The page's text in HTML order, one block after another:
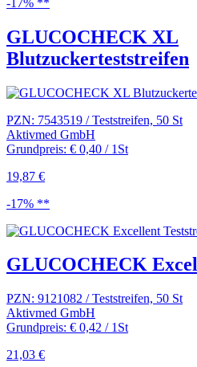
GLUCOCHECK XL
Blutzuckerteststreifen
PZN: 7543519 / Teststreifen, 50 St
Aktivmed GmbH
Grundpreis: € 0,40 / 1St
19,87 €
-17% **
GLUCOCHECK
PZN: 9121082 / Teststreifen, 50 St
Aktivmed GmbH
Grundpreis: € 0,42 / 1St
21,03 €